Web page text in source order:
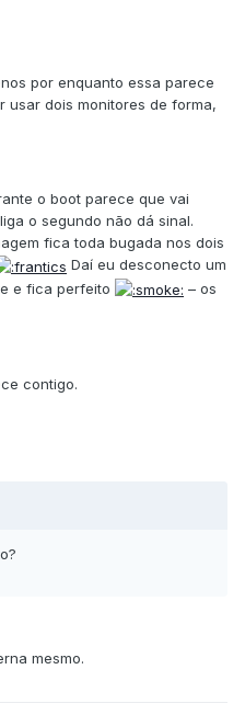
por enquanto essa parece
usar dois monitores de forma,
o boot parece que vai
o segundo não dá sinal.
fica toda bugada nos dois
Daí eu desconecto um
e fica perfeito
– os
contigo.
mesmo.